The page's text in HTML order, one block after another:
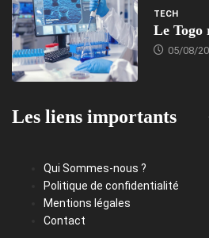
TECH
Le Togo
05/08/
Les liens importants
Qui Sommes-nous ?
Politique de confidentialité
Mentions légales
Contact